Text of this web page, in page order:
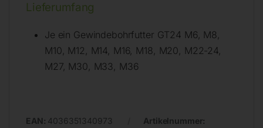
Lieferumfang
Je ein Gewindebohrfutter GT24 M6, M8,
M10, M12, M14, M16, M18, M20, M22-24,
M27, M30, M33, M36
EAN: 4036351340973
Artikelnummer: